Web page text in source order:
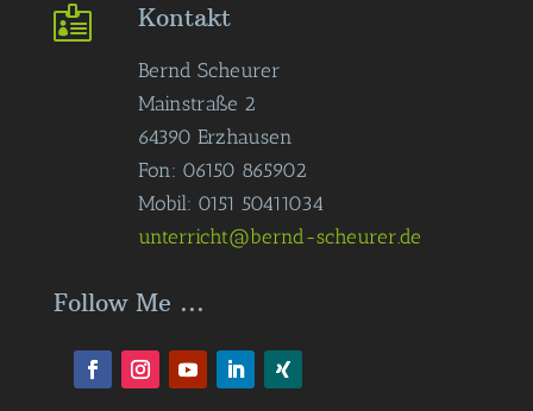
 Kontakt
Bernd Scheurer
Mainstraße 2
64390 Erzhausen
Fon: 06150 865902
Mobil: 0151 50411034
unterricht@bernd-scheurer.de
Follow Me ...